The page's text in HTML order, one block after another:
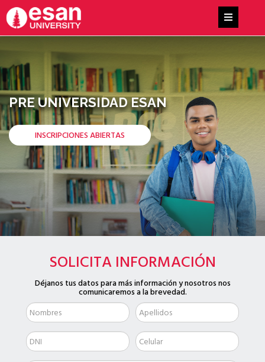
PRE UNIVERSIDAD ESAN
INSCRIPCIONES ABIERTAS
SOLICITA INFORMACIÓN
Déjanos tus datos para más información y nosotros nos
comunicaremos a la brevedad.